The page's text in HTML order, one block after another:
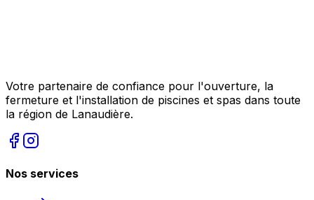
Votre partenaire de confiance pour l'ouverture, la
fermeture et l'installation de piscines et spas dans toute
la région de Lanaudière.
Nos services